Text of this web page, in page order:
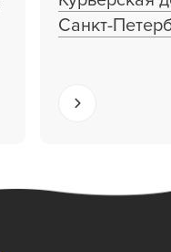
Санкт-